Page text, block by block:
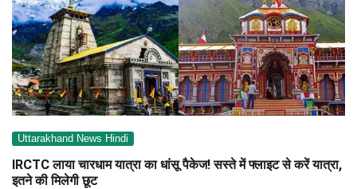
Uttarakhand News Hindi
IRCTC लाया चारधाम यात्रा का धांसू पैकेज! सस्ते में फ्लाइट से करें यात्रा,
इतने की मिलेगी छूट